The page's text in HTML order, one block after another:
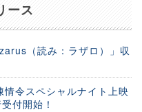
ース
（読み：ラザロ）」収
情令スペシャルナイト上映
付開始！